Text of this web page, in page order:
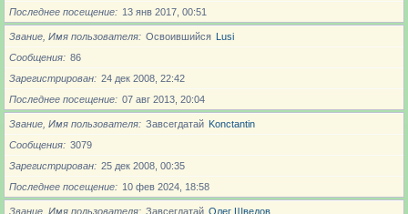
Последнее посещение
13 янв 2017, 00:51
Звание, Имя пользователя Освоившийся Lusi
Сообщения
86
Зарегистрирован
24 дек 2008, 22:42
Последнее посещение
07 авг 2013, 20:04
Звание, Имя пользователя Завсегдатай Konctantin
Сообщения
3079
Зарегистрирован
25 дек 2008, 00:35
Последнее посещение
10 фев 2024, 18:58
Звание, Имя пользователя Завсегдатай Олег Шведов